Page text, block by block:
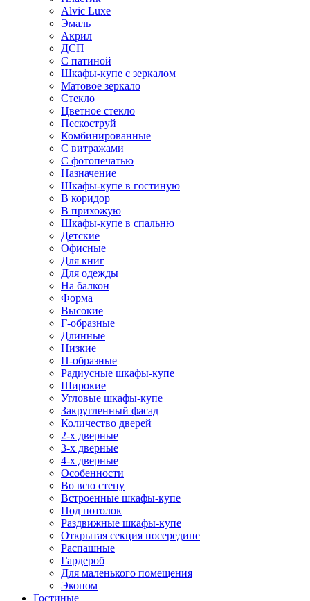
Alvic Luxe
Эмаль
Акрил
ДСП
С патиной
Шкафы-купе с зеркалом
Матовое зеркало
Стекло
Цветное стекло
Пескоструй
Комбинированные
С витражами
С фотопечатью
Назначение
Шкафы-купе в гостиную
В коридор
В прихожую
Шкафы-купе в спальню
Детские
Офисные
Для книг
Для одежды
На балкон
Форма
Высокие
Г-образные
Длинные
Низкие
П-образные
Радиусные шкафы-купе
Широкие
Угловые шкафы-купе
Закругленный фасад
Количество дверей
2-х дверные
3-х дверные
4-х дверные
Особенности
Во всю стену
Встроенные шкафы-купе
Под потолок
Раздвижные шкафы-купе
Открытая секция посередине
Распашные
Гардероб
Для маленького помещения
Эконом
Гостиные